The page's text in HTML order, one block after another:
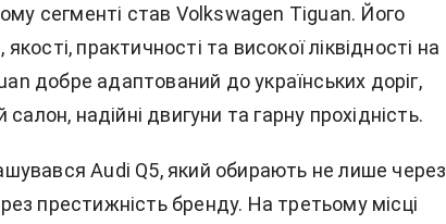
сегменті став Volkswagen Tiguan. Його
практичності та високої ліквідності на
добре адаптований до українських доріг,
надійні двигуни та гарну прохідність.
Audi Q5, який обирають не лише через
престижність бренду. На третьому місці